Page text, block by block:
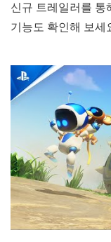
신규 트레일러를 통
기능도 확인해 보세